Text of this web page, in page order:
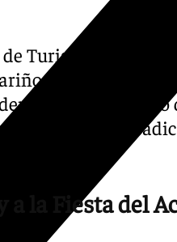
Turismo ha
e ilusión para
ha
de «música,
a la Fiesta del